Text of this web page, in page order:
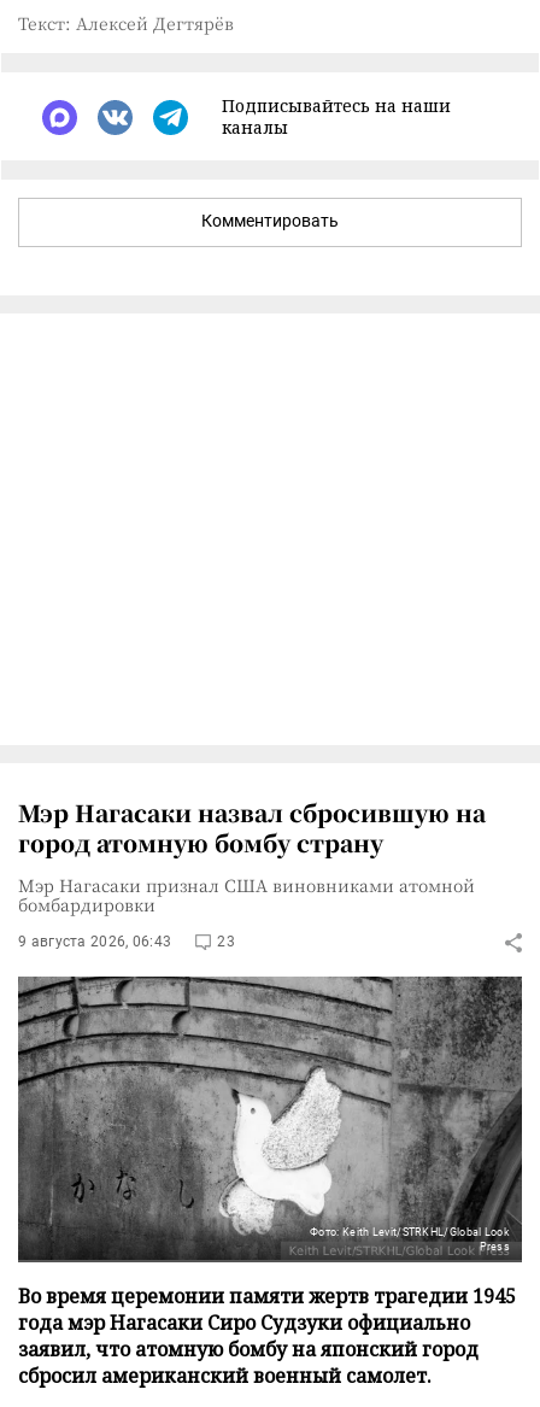
Текст: Алексей Дегтярёв
Подписывайтесь на наши
каналы
Комментировать
Мэр Нагасаки назвал сбросившую на
город атомную бомбу страну
Мэр Нагасаки признал США виновниками атомной
бомбардировки
9 августа 2026, 06:43 23
Фото: Keith Levit/STRKHL/Global Look
Press
Во время церемонии памяти жертв трагедии 1945
года мэр Нагасаки Сиро Судзуки официально
заявил, что атомную бомбу на японский город
сбросил американский военный самолет.